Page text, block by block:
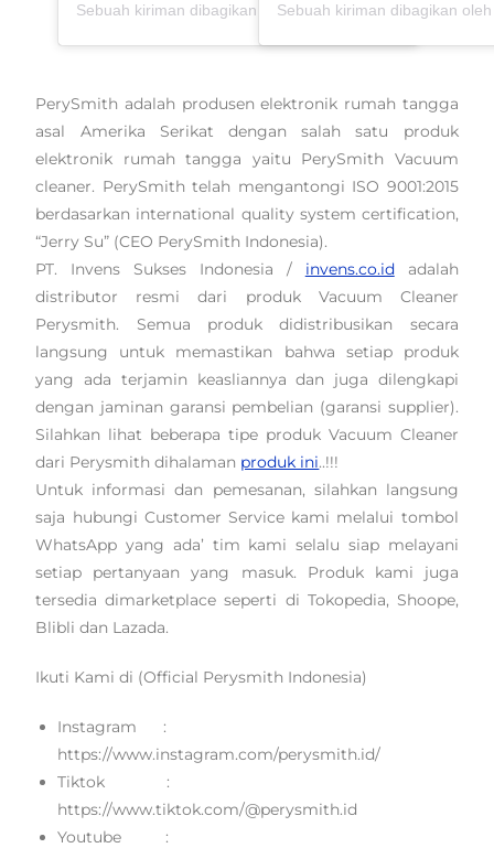
Sebuah kiriman dibagikan oleh Tyas Mirasih (@tyasmirasih)
PerySmith adalah produsen elektronik rumah tangga
asal Amerika Serikat dengan salah satu produk
elektronik rumah tangga yaitu PerySmith Vacuum
cleaner. PerySmith telah mengantongi ISO 9001:2015
berdasarkan international quality system certification,
“Jerry Su” (CEO PerySmith Indonesia).
PT. Invens Sukses Indonesia / invens.co.idadalah
distributor resmi dari produk Vacuum Cleaner
Perysmith. Semua produk didistribusikan secara
langsung untuk memastikan bahwa setiap produk
yang ada terjamin keasliannya dan juga dilengkapi
dengan jaminan garansi pembelian (garansi supplier).
Silahkan lihat beberapa tipe produk Vacuum Cleaner
dari Perysmith dihalaman produk ini..!!!
Untuk informasi dan pemesanan, silahkan langsung
saja hubungi Customer Service kami melalui tombol
WhatsApp yang ada’ tim kami selalu siap melayani
setiap pertanyaan yang masuk. Produk kami juga
tersedia dimarketplace seperti di Tokopedia, Shoope,
Blibli dan Lazada.
Ikuti Kami di (Official Perysmith Indonesia)
Instagram :
https://www.instagram.com/perysmith.id/
Tiktok :
https://www.tiktok.com/@perysmith.id
Youtube :